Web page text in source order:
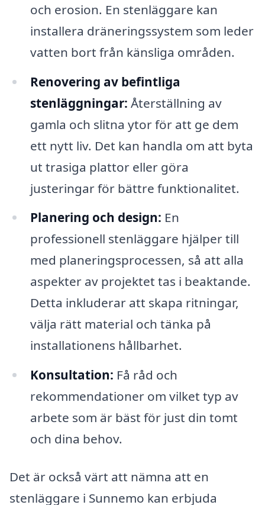
och erosion. En stenläggare kan
installera dräneringssystem som leder
vatten bort från känsliga områden.
Renovering av befintliga
stenläggningar: Återställning av
gamla och slitna ytor för att ge dem
ett nytt liv. Det kan handla om att byta
ut trasiga plattor eller göra
justeringar för bättre funktionalitet.
Planering och design: En
professionell stenläggare hjälper till
med planeringsprocessen, så att alla
aspekter av projektet tas i beaktande.
Detta inkluderar att skapa ritningar,
välja rätt material och tänka på
installationens hållbarhet.
Konsultation: Få råd och
rekommendationer om vilket typ av
arbete som är bäst för just din tomt
och dina behov.
Det är också värt att nämna att en
stenläggare i Sunnemo kan erbjuda